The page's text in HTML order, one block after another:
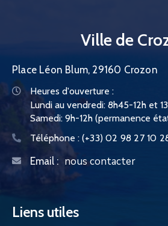
Ville de
Place Léon Blum, 29160 Crozon
Heures d'ouverture :
Lundi au vendredi: 8h45-12h et
Samedi: 9h-12h (permanence
Téléphone : (+33) 02 98 27 10
Email : nous contacter
Liens utiles